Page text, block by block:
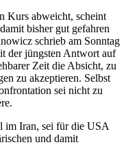
Kurs abweicht, scheint
bisher gut gefahren
schrieb am Sonntag
der jüngsten Antwort auf
Zeit die Absicht, zu
zu akzeptieren. Selbst
sei nicht zu
im Iran, sei für die USA
und damit